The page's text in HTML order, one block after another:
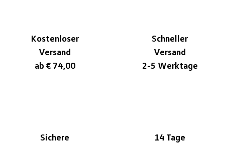
Kostenloser
Versand
ab € 74,00
Schneller
Versand
2-5 Werktage
Sichere
14 Tage